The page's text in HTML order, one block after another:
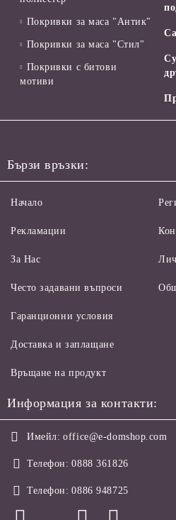
Покривки за маса "Антик"
Покривки за маса "Стил"
Покривки с битови
мотиви
Бързи връзки:
Начало
Рекламации
За Нас
Често задавани въпроси
Гаранционни условия
Доставка и заплащане
Връщане на продукт
Информация за контакти:
Имейл: office@e-domshop.com
Телефон: 0888 361826
Телефон: 0886 948725